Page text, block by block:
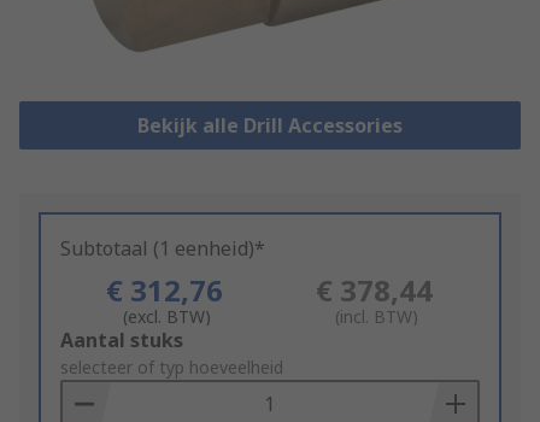
Bekijk alle Drill Accessories
Subtotaal (1 eenheid)*
€ 312,76
(excl. BTW)
€ 378,44
(incl. BTW)
Add
to
Basket
Aantal stuks
selecteer of typ hoeveelheid